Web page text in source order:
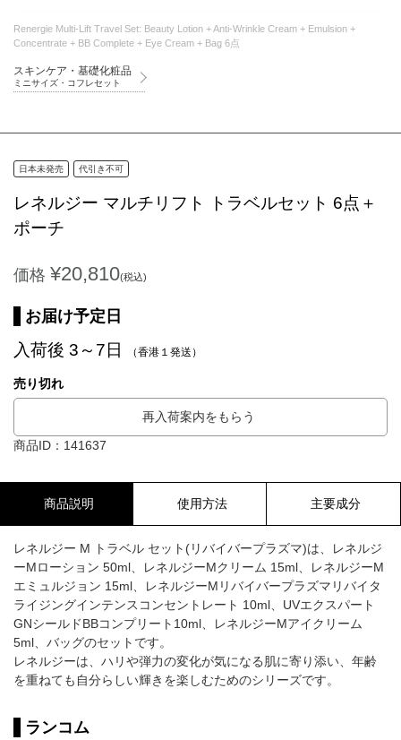
Renergie Multi-Lift Travel Set: Beauty Lotion + Anti-Wrinkle Cream + Emulsion +
Concentrate + BB Complete + Eye Cream + Bag 6点
スキンケア・基礎化粧品
ミニサイズ・コフレセット
日本未発売 代引き不可
レネルジー マルチリフト トラベルセット 6点＋
ポーチ
価格 ¥20,810(税込)
お届け予定日
入荷後 3～7日 （香港１発送）
売り切れ
再入荷案内をもらう
商品ID：141637
商品説明 使用方法 主要成分
レネルジー M トラベル セット(リバイバープラズマ)は、レネルジ
ーMローション 50ml、レネルジーMクリーム 15ml、レネルジーM
エミュルジョン 15ml、レネルジーMリバイバープラズマリバイタ
ライジングインテンスコンセントレート 10ml、UVエクスパート
GNシールドBBコンプリート10ml、レネルジーMアイクリーム
5ml、バッグのセットです。
レネルジーは、ハリや弾力の変化が気になる肌に寄り添い、年齢
を重ねても自分らしい輝きを楽しむためのシリーズです。
ランコム